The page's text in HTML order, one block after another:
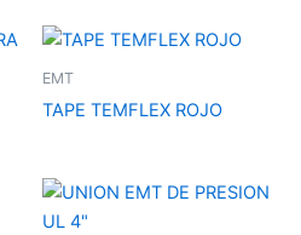
EMT
TAPE TEMFLEX ROJO